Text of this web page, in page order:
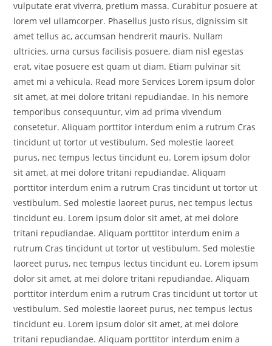
vulputate erat viverra, pretium massa. Curabitur posuere at
lorem vel ullamcorper. Phasellus justo risus, dignissim sit
amet tellus ac, accumsan hendrerit mauris. Nullam
ultricies, urna cursus facilisis posuere, diam nisl egestas
erat, vitae posuere est quam ut diam. Etiam pulvinar sit
amet mi a vehicula. Read more Services Lorem ipsum dolor
sit amet, at mei dolore tritani repudiandae. In his nemore
temporibus consequuntur, vim ad prima vivendum
consetetur. Aliquam porttitor interdum enim a rutrum Cras
tincidunt ut tortor ut vestibulum. Sed molestie laoreet
purus, nec tempus lectus tincidunt eu. Lorem ipsum dolor
sit amet, at mei dolore tritani repudiandae. Aliquam
porttitor interdum enim a rutrum Cras tincidunt ut tortor ut
vestibulum. Sed molestie laoreet purus, nec tempus lectus
tincidunt eu. Lorem ipsum dolor sit amet, at mei dolore
tritani repudiandae. Aliquam porttitor interdum enim a
rutrum Cras tincidunt ut tortor ut vestibulum. Sed molestie
laoreet purus, nec tempus lectus tincidunt eu. Lorem ipsum
dolor sit amet, at mei dolore tritani repudiandae. Aliquam
porttitor interdum enim a rutrum Cras tincidunt ut tortor ut
vestibulum. Sed molestie laoreet purus, nec tempus lectus
tincidunt eu. Lorem ipsum dolor sit amet, at mei dolore
tritani repudiandae. Aliquam porttitor interdum enim a